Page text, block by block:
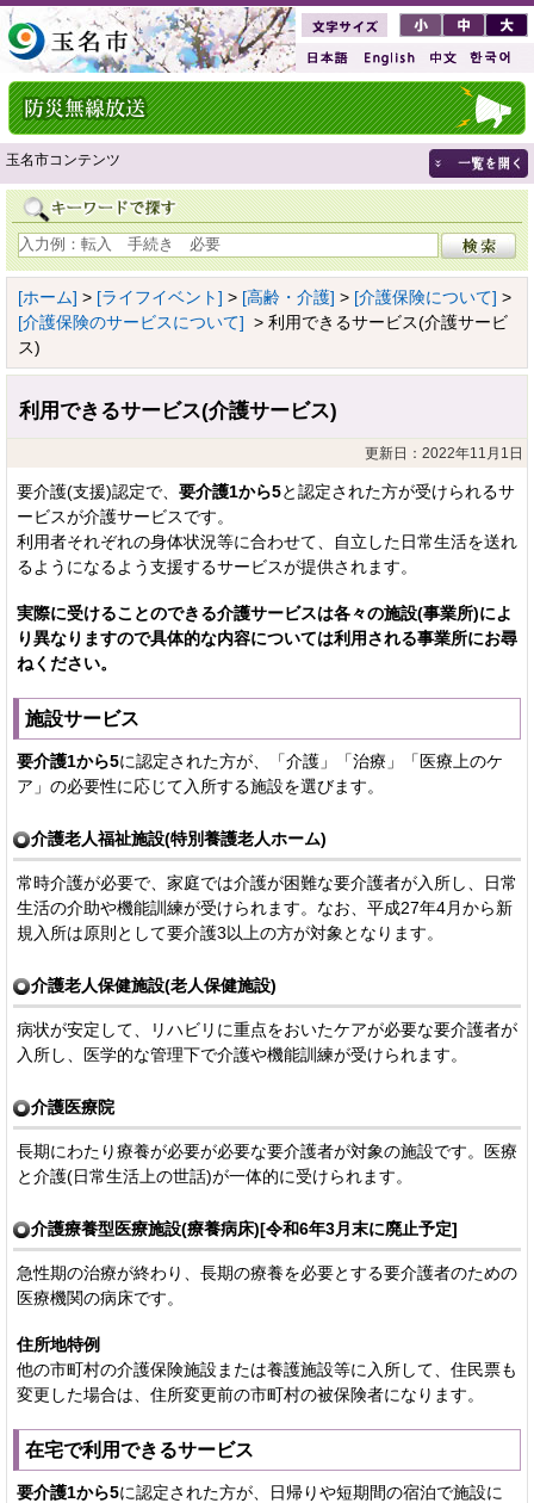
玉名市コンテンツ
[ホーム] > [ライフイベント] > [高齢・介護] > [介護保険について] >
[介護保険のサービスについて] > 利用できるサービス(介護サービ
ス)
利用できるサービス(介護サービス)
更新日：2022年11月1日
要介護(支援)認定で、 要介護1から5と認定された方が受けられるサ
ービスが介護サービスです。
利用者それぞれの身体状況等に合わせて、自立した日常生活を送れ
るようになるよう支援するサービスが提供されます。
実際に受けることのできる介護サービスは各々の施設(事業所)によ
り異なりますので具体的な内容については利用される事業所にお尋
ねください。
施設サービス
要介護1から5に認定された方が、「介護」「治療」「医療上のケ
ア」の必要性に応じて入所する施設を選びます。
介護老人福祉施設(特別養護老人ホーム)
常時介護が必要で、家庭では介護が困難な要介護者が入所し、日常
生活の介助や機能訓練が受けられます。なお、平成27年4月から新
規入所は原則として要介護3以上の方が対象となります。
介護老人保健施設(老人保健施設)
病状が安定して、リハビリに重点をおいたケアが必要な要介護者が
入所し、医学的な管理下で介護や機能訓練が受けられます。
介護医療院
長期にわたり療養が必要が必要な要介護者が対象の施設です。医療
と介護(日常生活上の世話)が一体的に受けられます。
介護療養型医療施設(療養病床)[令和6年3月末に廃止予定]
急性期の治療が終わり、長期の療養を必要とする要介護者のための
医療機関の病床です。
住所地特例
他の市町村の介護保険施設または養護施設等に入所して、住民票も
変更した場合は、住所変更前の市町村の被保険者になります。
在宅で利用できるサービス
要介護1から5に認定された方が、日帰りや短期間の宿泊で施設に